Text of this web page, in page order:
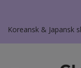
Koreansk & Japansk